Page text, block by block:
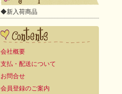
◆新入荷商品
会社概要
支払・配送について
お問合せ
会員登録のご案内